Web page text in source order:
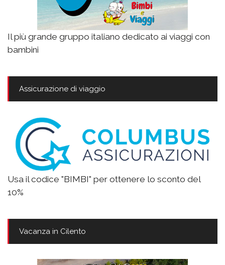
Il più grande gruppo italiano dedicato ai viaggi con
bambini
Assicurazione di viaggio
Usa il codice "BIMBI" per ottenere lo sconto del
10%
Vacanza in Cilento